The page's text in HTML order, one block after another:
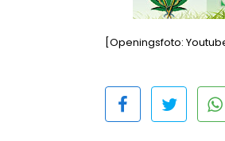
[Openingsfoto: